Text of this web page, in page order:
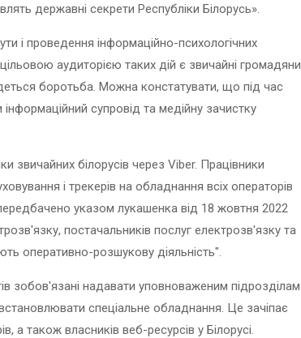
державні секрети Республіки Білорусь».
і проведення інформаційно-психологічних
аудиторією таких дій є звичайні громадяни
боротьба. Можна констатувати, що під час
супровід та медійну зачистку
звичайних білорусів через Viber. Працівники
і трекерів на обладнання всіх операторів
указом лукашенка від 18 жовтня 2022
постачальників послуг електрозв'язку та
оперативно-розшукову діяльність".
зобов'язані надавати уповноваженим підрозділам
спеціальне обладнання. Це зачіпає
а також власників веб-ресурсів у Білорусі.